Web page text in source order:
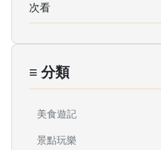
次看
≡ 分類
美食遊記
景點玩樂